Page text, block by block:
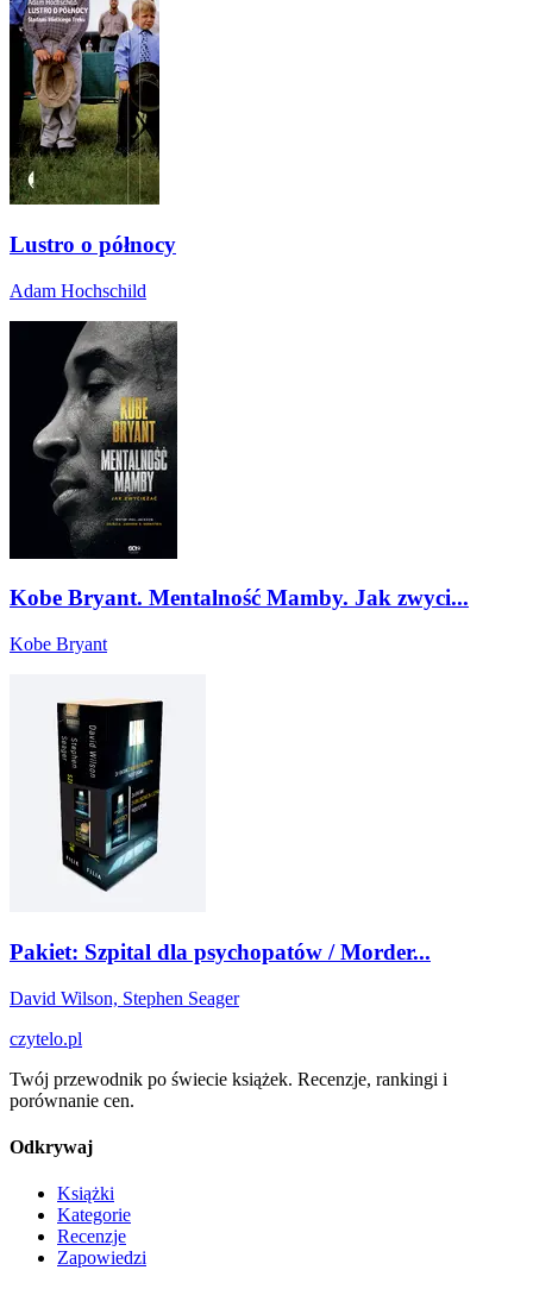
Lustro o północy
Adam Hochschild
Kobe Bryant. Mentalność Mamby. Jak zwyci...
Kobe Bryant
Pakiet: Szpital dla psychopatów / Morder...
David Wilson, Stephen Seager
czytelo.pl
Twój przewodnik po świecie książek. Recenzje, rankingi i
porównanie cen.
Odkrywaj
Książki
Kategorie
Recenzje
Zapowiedzi